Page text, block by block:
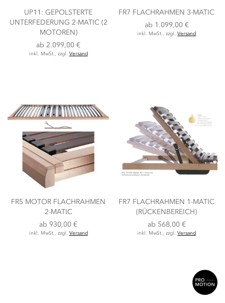
UP11: GEPOLSTERTE
UNTERFEDERUNG 2-MATIC (2
MOTOREN)
ab2.099,00 €
inkl. MwSt., zzgl. Versand
FR7 FLACHRAHMEN 3-MATIC
ab 1.099,00 €
inkl. MwSt., zzgl.Versand
FR5 MOTOR FLACHRAHMEN
2-MATIC
ab 930,00 €
inkl. MwSt., zzgl. Versand
FR7 FLACHRAHMEN 1-MATIC
(RÜCKENBEREICH)
ab 568,00 €
inkl. MwSt., zzgl.Versand